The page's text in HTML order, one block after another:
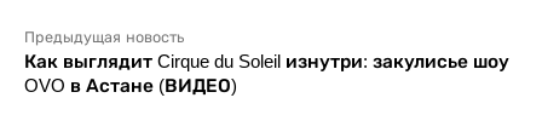
Предыдущая новость
Как выглядит Cirque du Soleil изнутри: закулисье шоу
OVO в Астане (ВИДЕО)